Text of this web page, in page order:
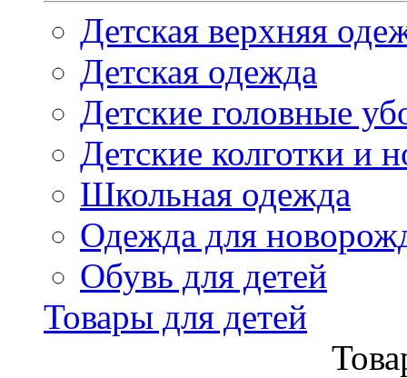
Детская верхняя
Детская одежда
Детские головные
Детские колготки и
Школьная одежда
Одежда для
Обувь для детей
Товары для детей